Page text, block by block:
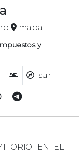
mapa
y
sur
EN EL